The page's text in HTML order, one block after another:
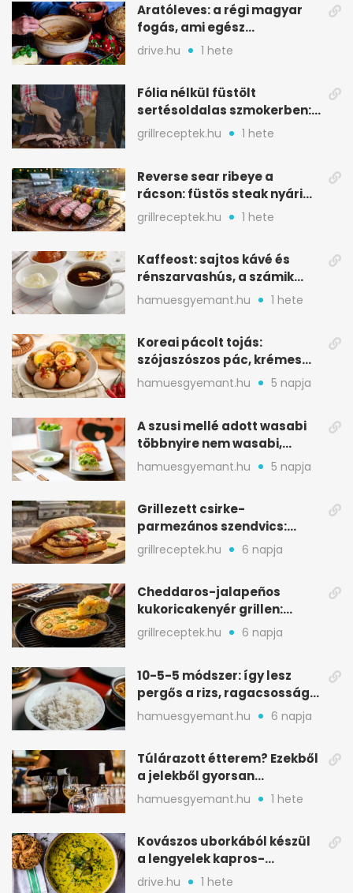
Aratóleves: a régi magyar
fogás, ami egész
csapatokat jóllakatott
drive.hu 1 hete
Fólia nélkül füstölt
sertésoldalas szmokerben:
ropogós bark, 6 óra
grillreceptek.hu 1 hete
Reverse sear ribeye a
rácson: füstös steak nyári
tökkebabbal
grillreceptek.hu 1 hete
Kaffeost: sajtos kávé és
rénszarvashús, a számik
melegítő itala
hamuesgyemant.hu 1 hete
Koreai pácolt tojás:
szójaszószos pác, krémes
sárgája, pár óra alatt
hamuesgyemant.hu 5 napja
A szusi mellé adott wasabi
többnyire nem wasabi,
hanem fűszerkeverék
hamuesgyemant.hu 5 napja
Grillezett csirke-
parmezános szendvics:
ropogós csirke, olvadó sajt
grillreceptek.hu 6 napja
Cheddaros-jalapeños
kukoricakenyér grillen:
ropogós alj, puha belső
grillreceptek.hu 6 napja
10-5-5 módszer: így lesz
pergős a rizs, ragacsosság
nélkül
hamuesgyemant.hu 6 napja
Túlárazott étterem? Ezekből
a jelekből gyorsan
észreveheted
hamuesgyemant.hu 1 hete
Kovászos uborkából készül
a lengyelek kapros-
savanykás levese
drive.hu 1 hete